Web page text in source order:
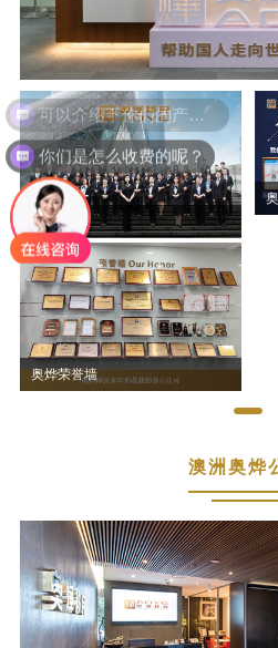
奥烨团队
奥烨荣誉墙
澳洲奥烨
你们是怎么收费的呢？